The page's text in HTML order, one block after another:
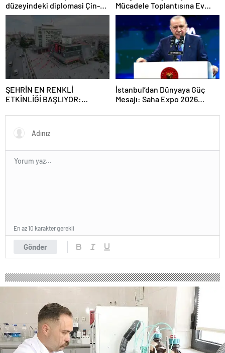
düzeyindeki diplomasi Çin-
Rusya arasındaki büyüyen
ortaklığı güçlendiriyor
Mücadele Toplantısına Ev
Sahipliği Yaptı
ŞEHRİN EN RENKLİ
ETKİNLİĞİ BAŞLIYOR:
FESTİVALİ” HEYECANI
GAZİOSMANPAŞA’DA
YAŞANACAK
İstanbul’dan Dünyaya Güç
Mesajı: Saha Expo 2026
Gönder
En az 10 karakter gerekli